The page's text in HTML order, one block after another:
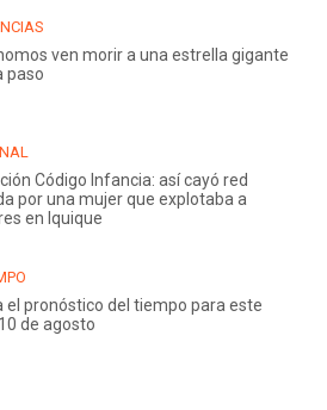
ven morir a una estrella gigante
paso
Código Infancia: así cayó red
por una mujer que explotaba a
en Iquique
el pronóstico del tiempo para este
de agosto